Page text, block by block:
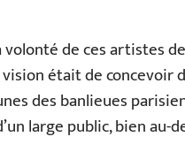
volonté de ces artistes
était de concevoir
des banlieues
large public, bien au-